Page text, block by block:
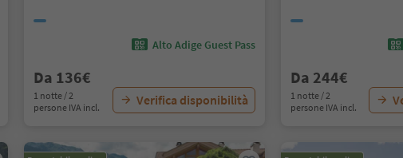
Alto Adige Guest Pass
Da 136€
1 notte / 2
persone IVA incl.
Verifica disponibilità
Da 244€
1 notte / 2
persone IVA incl.